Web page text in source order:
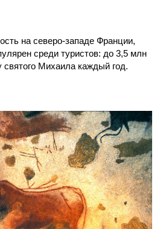
на северо-западе Франции,
среди туристов: до 3,5 млн
святого Михаила каждый год.